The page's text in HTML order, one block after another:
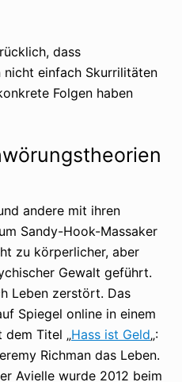
dass
einfach Skurrilitäten
Folgen haben
andere mit ihren
Sandy-Hook-Massaker
zu körperlicher, aber
Gewalt geführt.
Leben zerstört. Das
Spiegel online in einem
dem Titel „Hass ist Geld„:
Richman das Leben.
Avielle wurde 2012 beim